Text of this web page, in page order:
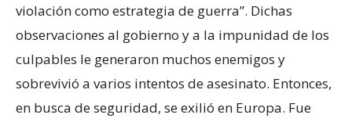
violación como estrategia de guerra”. Dichas
observaciones al gobierno y a la impunidad de los
culpables le generaron muchos enemigos y
sobrevivió a varios intentos de asesinato. Entonces,
en busca de seguridad, se exilió en Europa. Fue